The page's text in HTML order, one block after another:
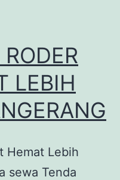
LEBIH
Hemat Lebih
sewa Tenda